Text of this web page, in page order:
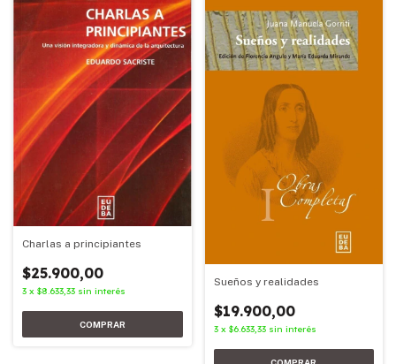
Charlas a principiantes
$25.900,00
3 x $8.633,33 sin interés
Sueños y realidades
$19.900,00
3 x $6.633,33 sin interés